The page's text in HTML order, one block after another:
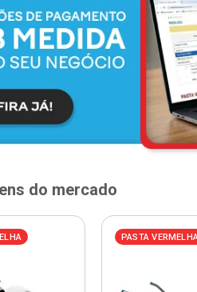
do mercado
PASTA